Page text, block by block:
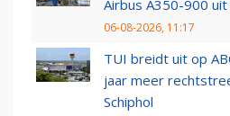
Airbus A350-900 uit
06-08-2026, 11:17
TUI breidt uit op
jaar meer
Schiphol